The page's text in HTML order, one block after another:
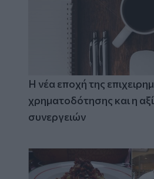
Η νέα εποχή της
χρηματοδότησης και η
συνεργειών